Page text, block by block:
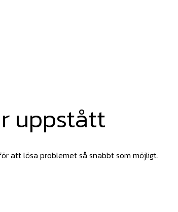
uppstått
att lösa problemet så snabbt som möjligt.